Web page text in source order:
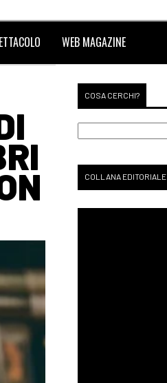
WEB MAGAZINE
COSA CERCHI?
COLLANA EDITORIALE